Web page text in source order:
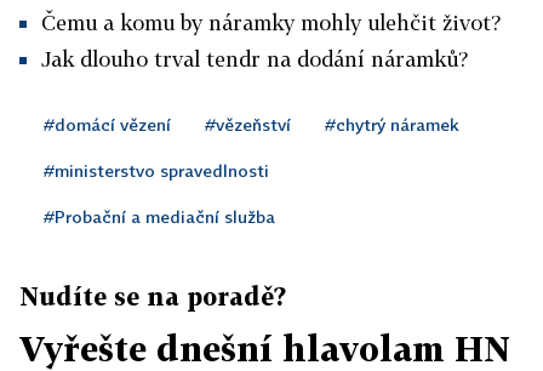
Čemu a komu by náramky mohly ulehčit život?
Jak dlouho trval tendr na dodání náramků?
#domácí vězení #vězeňství #chytrý náramek
#ministerstvo spravedlnosti
#Probační a mediační služba
Nudíte se na poradě?
Vyřešte dnešní hlavolam HN